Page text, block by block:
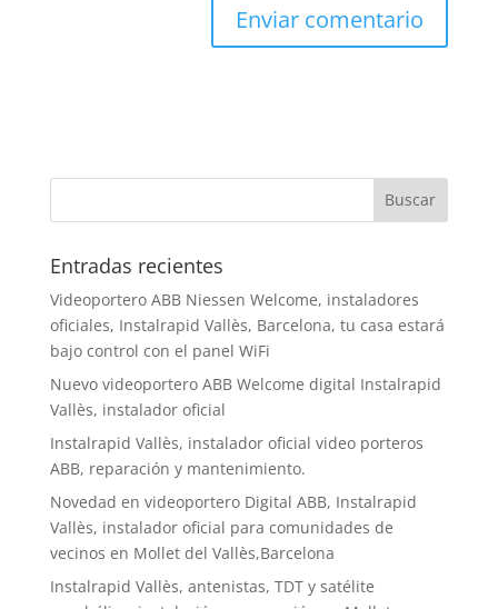
Entradas recientes
Videoportero ABB Niessen Welcome, instaladores
oficiales, Instalrapid Vallès, Barcelona, tu casa estará
bajo control con el panel WiFi
Nuevo videoportero ABB Welcome digital Instalrapid
Vallès, instalador oficial
Instalrapid Vallès, instalador oficial video porteros
ABB, reparación y mantenimiento.
Novedad en videoportero Digital ABB, Instalrapid
Vallès, instalador oficial para comunidades de
vecinos en Mollet del Vallès,Barcelona
Instalrapid Vallès, antenistas, TDT y satélite